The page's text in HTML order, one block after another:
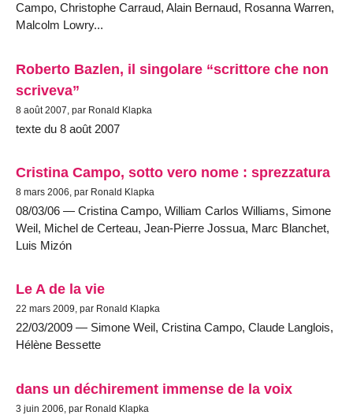
Campo, Christophe Carraud, Alain Bernaud, Rosanna Warren,
Malcolm Lowry...
Roberto Bazlen, il singolare “scrittore che non
scriveva”
8 août 2007, par Ronald Klapka
texte du 8 août 2007
Cristina Campo, sotto vero nome : sprezzatura
8 mars 2006, par Ronald Klapka
08/03/06 — Cristina Campo, William Carlos Williams, Simone
Weil, Michel de Certeau, Jean-Pierre Jossua, Marc Blanchet,
Luis Mizón
Le A de la vie
22 mars 2009, par Ronald Klapka
22/03/2009 — Simone Weil, Cristina Campo, Claude Langlois,
Hélène Bessette
dans un déchirement immense de la voix
3 juin 2006, par Ronald Klapka